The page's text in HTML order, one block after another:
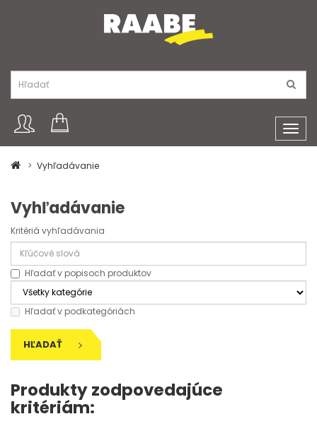
Vyhľadávanie
Vyhľadávanie
Kritériá vyhľadávania
Hľadať v popisoch produktov
Hľadať v podkategóriách
HĽADAŤ
Produkty zodpovedajúce
kritériám: